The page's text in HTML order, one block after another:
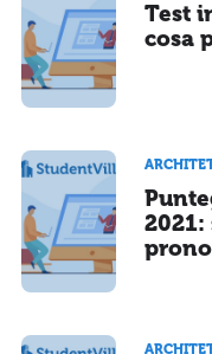
Test
cosa
2021: